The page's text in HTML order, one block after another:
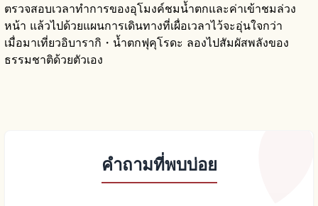
ตรวจสอบเวลาทำการของอุโมงค์ชมน้ำตกและค่าเข้าชมล่วง
หน้า แล้วไปด้วยแผนการเดินทางที่เผื่อเวลาไว้จะอุ่นใจกว่า
เมื่อมาเที่ยวอิบารากิ・น้ำตกฟุคุโรดะ ลองไปสัมผัสพลังของ
ธรรมชาติด้วยตัวเอง
คำถามที่พบบ่อย